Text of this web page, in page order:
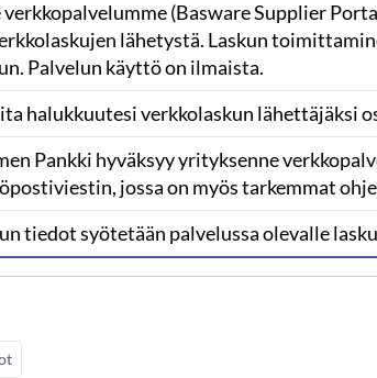
(Basware Supplier
lähetystä. Laskun
Palvelun käyttö on ilmaista.
halukkuutesi verkkolaskun lähettäjäksi
Pankki hyväksyy yrityksenne
jossa on myös tarkemmat
tiedot syötetään palvelussa olevalle